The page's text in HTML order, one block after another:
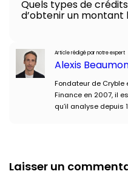
Quels types de
d’obtenir un montant
Article rédigé par notre expert
Alexis
Fondateur de Cryble
Finance en 2007, il
qu’il analyse depuis
Laisser un